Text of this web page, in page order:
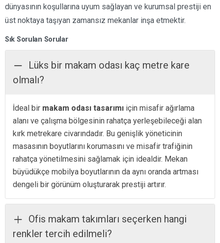
dünyasının koşullarına uyum sağlayan ve kurumsal prestiji en
üst noktaya taşıyan zamansız mekanlar inşa etmektir.
Sık Sorulan Sorular
Lüks bir makam odası kaç metre kare
olmalı?
İdeal bir makam odası tasarımı için misafir ağırlama
alanı ve çalışma bölgesinin rahatça yerleşebileceği alan
kırk metrekare civarındadır. Bu genişlik yöneticinin
masasının boyutlarını korumasını ve misafir trafiğinin
rahatça yönetilmesini sağlamak için idealdir. Mekan
büyüdükçe mobilya boyutlarının da aynı oranda artması
dengeli bir görünüm oluşturarak prestiji artırır.
Ofis makam takımları seçerken hangi
renkler tercih edilmeli?